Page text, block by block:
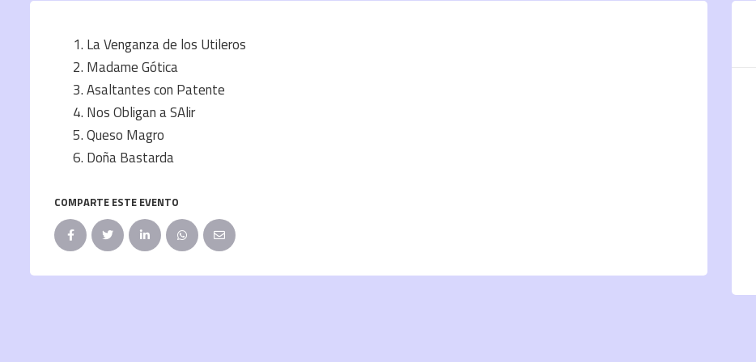
La Venganza de los Utileros
Madame Gótica
Asaltantes con Patente
Nos Obligan a SAlir
Queso Magro
Doña Bastarda
COMPARTE ESTE EVENTO